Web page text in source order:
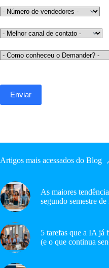
Artigos mais acessados do Blog
As maiores
segundo semestre de
5 tarefas que a IA já
(e o que continua